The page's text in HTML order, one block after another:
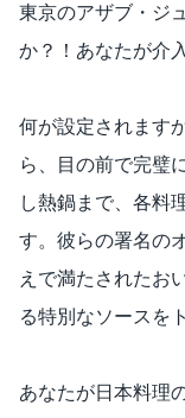
東京のアザブ・ジ
か？！あなたが介
何が設定されます
ら、目の前で完璧
し熱鍋まで、各料
す。彼らの署名の
えで満たされたお
る特別なソースを
あなたが日本料理